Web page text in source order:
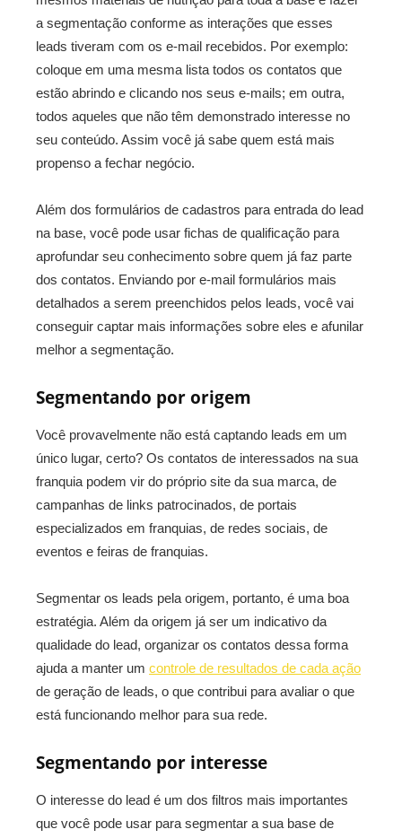
a segmentação conforme as interações que esses
leads tiveram com os e-mail recebidos. Por exemplo:
coloque em uma mesma lista todos os contatos que
estão abrindo e clicando nos seus e-mails; em outra,
todos aqueles que não têm demonstrado interesse no
seu conteúdo. Assim você já sabe quem está mais
propenso a fechar negócio.
Além dos formulários de cadastros para entrada do lead
na base, você pode usar fichas de qualificação para
aprofundar seu conhecimento sobre quem já faz parte
dos contatos. Enviando por e-mail formulários mais
detalhados a serem preenchidos pelos leads, você vai
conseguir captar mais informações sobre eles e afunilar
melhor a segmentação.
Segmentando por origem
Você provavelmente não está captando leads em um
único lugar, certo? Os contatos de interessados na sua
franquia podem vir do próprio site da sua marca, de
campanhas de links patrocinados, de portais
especializados em franquias, de redes sociais, de
eventos e feiras de franquias.
Segmentar os leads pela origem, portanto, é uma boa
estratégia. Além da origem já ser um indicativo da
qualidade do lead, organizar os contatos dessa forma
ajuda a manter um controle de resultados de cada ação
de geração de leads, o que contribui para avaliar o que
está funcionando melhor para sua rede.
Segmentando por interesse
O interesse do lead é um dos filtros mais importantes
que você pode usar para segmentar a sua base de